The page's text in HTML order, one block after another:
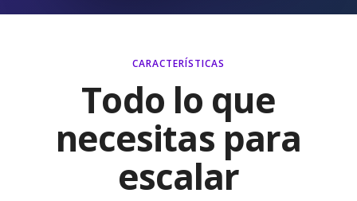
CARACTERÍSTICAS
Todo lo que
necesitas para
escalar